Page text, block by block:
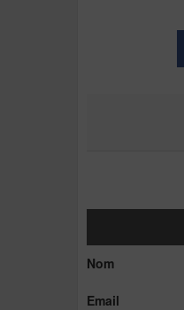
Nom
Email